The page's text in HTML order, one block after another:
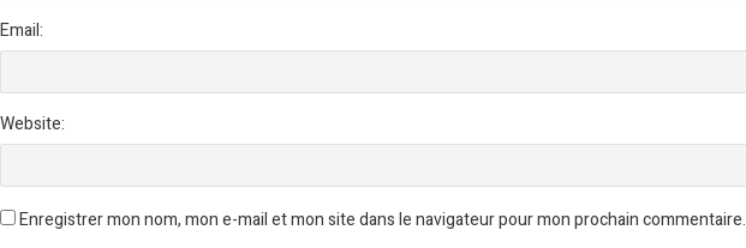
Email:
Website:
Enregistrer mon nom, mon e-mail et mon site dans le navigateur pour mon prochain commentaire.